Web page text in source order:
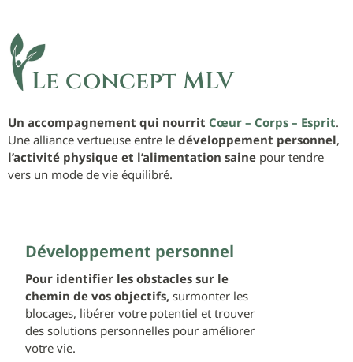
Le concept MLV
Un accompagnementqui nourritCœur – Corps – Esprit.
Une alliance vertueuse entre ledéveloppement personnel,
l’activité physique et l’alimentation sainepour tendre
vers un mode de vie équilibré.
Développement personnel
Pour identifier les obstacles sur le
chemin de vos objectifs,surmonter les
blocages, libérer votre potentiel et trouver
des solutions personnelles pour améliorer
votre vie.